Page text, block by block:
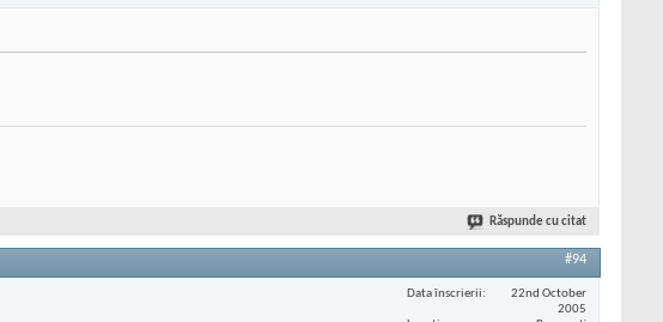
Răspunde cu citat
#94
Data înscrierii
22nd October
2005